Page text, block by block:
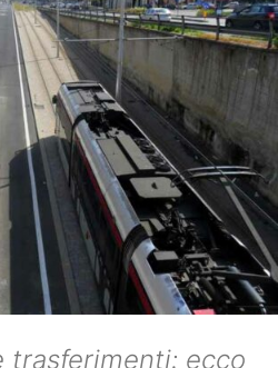
trasferimenti: ecco